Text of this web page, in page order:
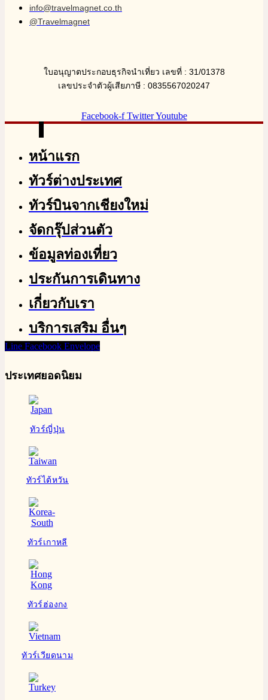
info@travelmagnet.co.th
@Travelmagnet
ใบอนุญาตประกอบธุรกิจนำเที่ยว เลขที่ : 31/01378
เลขประจำตัวผู้เสียภาษี : 0835567020247
Facebook-f Twitter Youtube
หน้าแรก
ทัวร์ต่างประเทศ
ทัวร์บินจากเชียงใหม่
จัดกรุ๊ปส่วนตัว
ข้อมูลท่องเที่ยว
ประกันการเดินทาง
เกี่ยวกับเรา
บริการเสริม อื่นๆ
Line Facebook Envelope
ประเทศยอดนิยม
ทัวร์ญี่ปุ่น
ทัวร์ไต้หวัน
ทัวร์เกาหลี
ทัวร์ฮ่องกง
ทัวร์เวียดนาม